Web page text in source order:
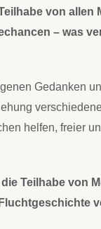
von allen
– was
Gedanken
helfen, freier
Teilhabe von